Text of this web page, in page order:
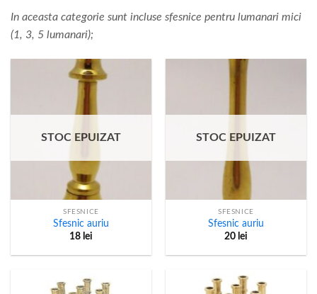
In aceasta categorie sunt incluse sfesnice pentru lumanari mici
(1, 3, 5 lumanari);
STOC EPUIZAT
SFESNICE
Sfesnic auriu
18 lei
STOC EPUIZAT
SFESNICE
Sfesnic auriu
20 lei